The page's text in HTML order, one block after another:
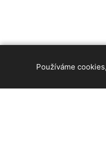
Používáme